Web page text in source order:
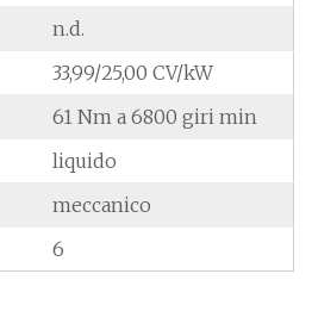
n.d.
33,99/25,00 CV/kW
61 Nm a 6800 giri min
liquido
meccanico
6